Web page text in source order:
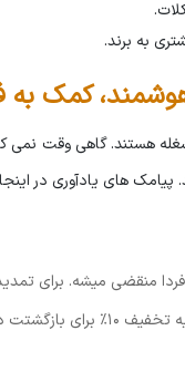
به برند.
کمک
هستند. گاهی وقت نمی
پیامک های یادآوری در
فردا منقضی میشه. برای